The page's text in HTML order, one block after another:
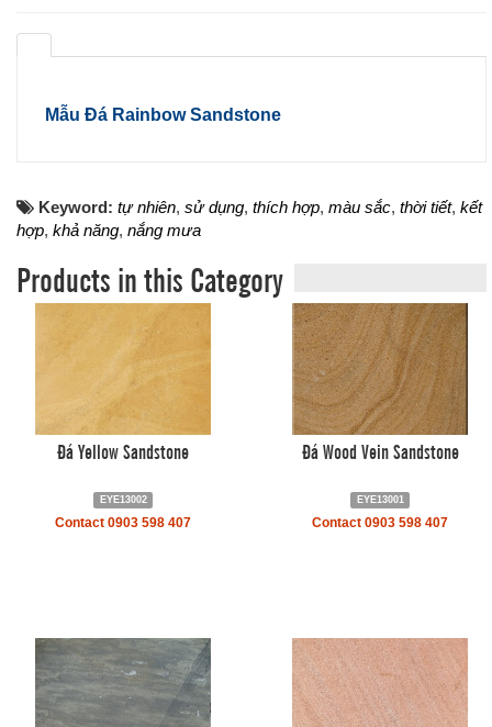
Mẫu Đá Rainbow Sandstone
Keyword: tự nhiên, sử dụng, thích hợp, màu sắc, thời tiết, kết
hợp, khả năng, nắng mưa
Products in this Category
Đá Yellow Sandstone
EYE13002
Contact 0903 598 407
Đá Wood Vein Sandstone
EYE13001
Contact 0903 598 407